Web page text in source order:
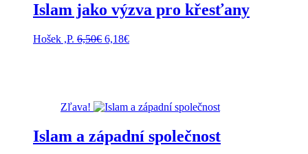
Islam jako výzva pro křesťany
Hošek ,P. 6,50€ Pôvodná
6,18€Aktuálna
Zľava!
Islam a západní společnost